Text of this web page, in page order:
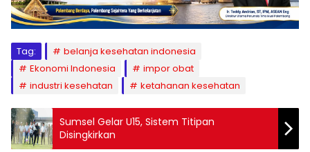
Tag:
belanja kesehatan indonesia
Ekonomi Indonesia
impor obat
industri kesehatan
ketahanan kesehatan
Sumsel Gelar U15, Sistem Titipan
Disingkirkan